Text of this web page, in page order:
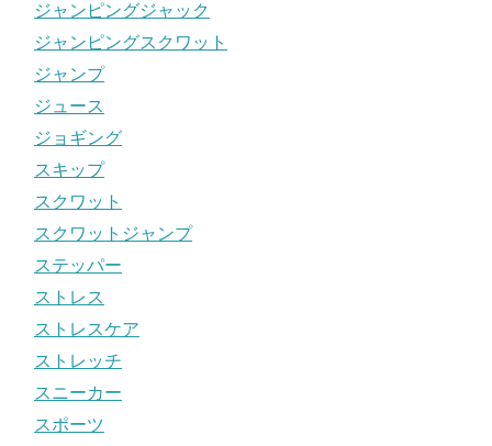
ジャンピングジャック
ジャンピングスクワット
ジャンプ
ジュース
ジョギング
スキップ
スクワット
スクワットジャンプ
ステッパー
ストレス
ストレスケア
ストレッチ
スニーカー
スポーツ